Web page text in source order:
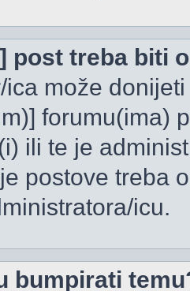
post treba biti
može
forumu(ima)
ili te je
postove treba
icu.
bumpirati